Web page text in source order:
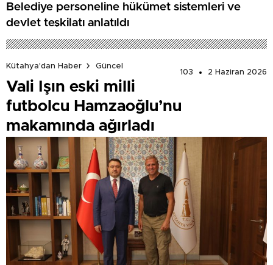
Belediye personeline hükümet sistemleri ve
devlet teşkilatı anlatıldı
Kütahya'dan Haber
Güncel
103
2 Haziran 2026
Vali Işın eski milli
futbolcu Hamzaoğlu’nu
makamında ağırladı